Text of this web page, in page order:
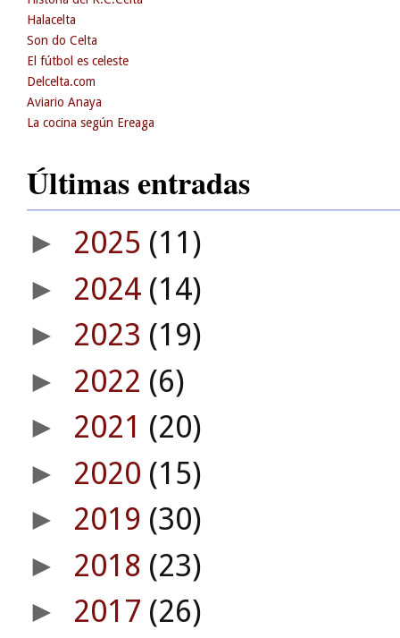
Halacelta
Son do Celta
El fútbol es celeste
Delcelta.com
Aviario Anaya
La cocina según Ereaga
Últimas entradas
► 2025 (11)
► 2024 (14)
► 2023 (19)
► 2022 (6)
► 2021 (20)
► 2020 (15)
► 2019 (30)
► 2018 (23)
► 2017 (26)